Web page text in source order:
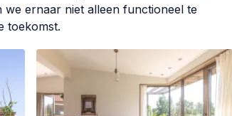
we ernaar niet alleen functioneel te
toekomst.